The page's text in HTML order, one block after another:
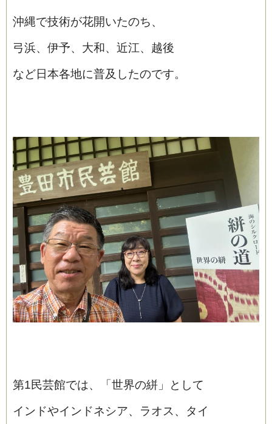
沖縄で技術が花開いたのち、
弓浜、伊予、大和、近江、越後
など日本各地に普及したのです。
第1民芸館では、「世界の絣」として
インドやインドネシア、ラオス、タイ